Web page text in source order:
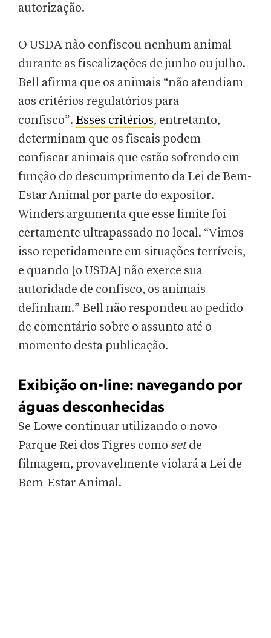
autorização.
O USDA não confiscou nenhum animal
durante as fiscalizações de junho ou julho.
Bell afirma que os animais “não atendiam
aos critérios regulatórios para
confisco”. Esses critérios, entretanto,
determinam que os fiscais podem
confiscar animais que estão sofrendo em
função do descumprimento da Lei de Bem-
Estar Animal por parte do expositor.
Winders argumenta que esse limite foi
certamente ultrapassado no local. “Vimos
isso repetidamente em situações terríveis,
e quando [o USDA] não exerce sua
autoridade de confisco, os animais
definham.” Bell não respondeu ao pedido
de comentário sobre o assunto até o
momento desta publicação.
Exibição on-line: navegando por
águas desconhecidas
Se Lowe continuar utilizando o novo
Parque Rei dos Tigres como setde
filmagem, provavelmente violará a Lei de
Bem-Estar Animal.